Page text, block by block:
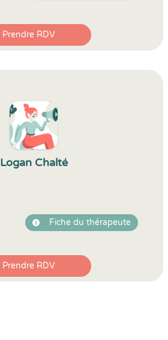
Prendre RDV
Logan Chalté
Fiche du thérapeute
Prendre RDV